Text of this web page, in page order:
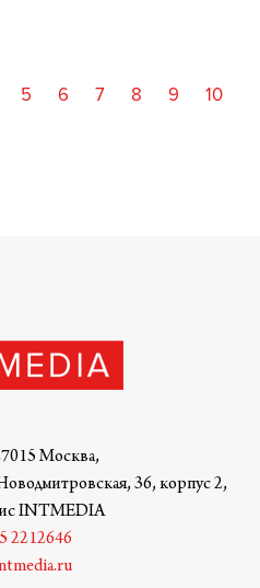
5 6 7 8 9
10
Москва,
36, корпус 2,
INTMEDIA
2212646